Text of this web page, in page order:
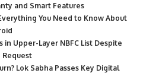
and Smart Features
You Need to Know About
in Upper-Layer NBFC List Despite
Lok Sabha Passes Key Digital